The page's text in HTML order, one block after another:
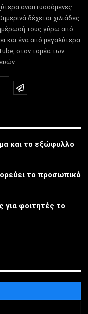
αναπτυσσόμενες
δέχεται χιλιάδες
τους γύρω από
και ένα από μεγαλύτερα
στον τομέα των
και το εξώφυλλο
το προσωπικό
για φοιτητές το